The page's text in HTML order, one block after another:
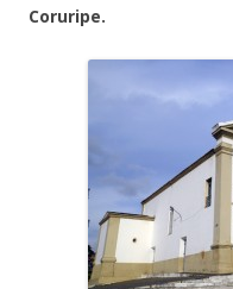
Coruripe.